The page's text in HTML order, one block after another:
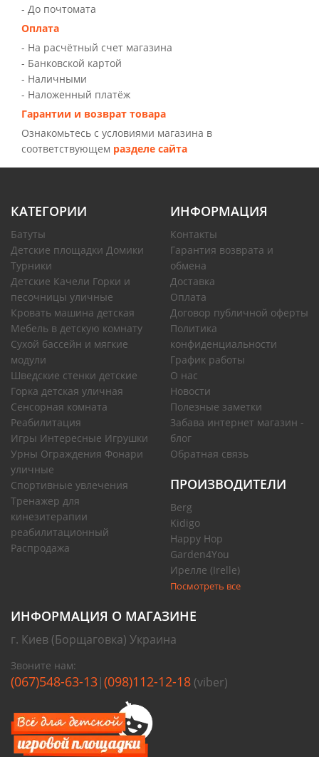
- До почтомата
Оплата
- На расчётный счет магазина
- Банковской картой
- Наличными
- Наложенный платёж
Гарантии и возврат товара
Ознакомьтесь с условиями магазина в
соответствующем разделе сайта
КАТЕГОРИИ
Батуты
Детские площадки Домики
Турники
Детские Качели Горки и
песочницы уличные
Кровать машина детская
Мебель в детскую комнату
Сухой бассейн и мягкие
модули
Шведские стенки детские
Горка детская уличная
Сенсорная комната
Реабилитация
Игры Интересные Игрушки
Урны Ограждения Фонари
уличные
Спортивные увлечения
Тренажер для
кинезитерапии
реабилитационный
Распродажа
ИНФОРМАЦИЯ
Контакты
Гарантия возврата и
обмена
Доставка
Оплата
Договор публичной оферты
Политика
конфиденциальности
График работы
О нас
Новости
Полезные заметки
Забава интернет магазин -
блог
Обратная связь
ПРОИЗВОДИТЕЛИ
Berg
Kidigo
Happy Hop
Garden4You
Ирелле (Irelle)
Посмотреть все
ИНФОРМАЦИЯ О МАГАЗИНЕ
г. Киев (Борщаговка) Украина
Звоните нам:
(067)548-63-13|(098)112-12-18 (viber)